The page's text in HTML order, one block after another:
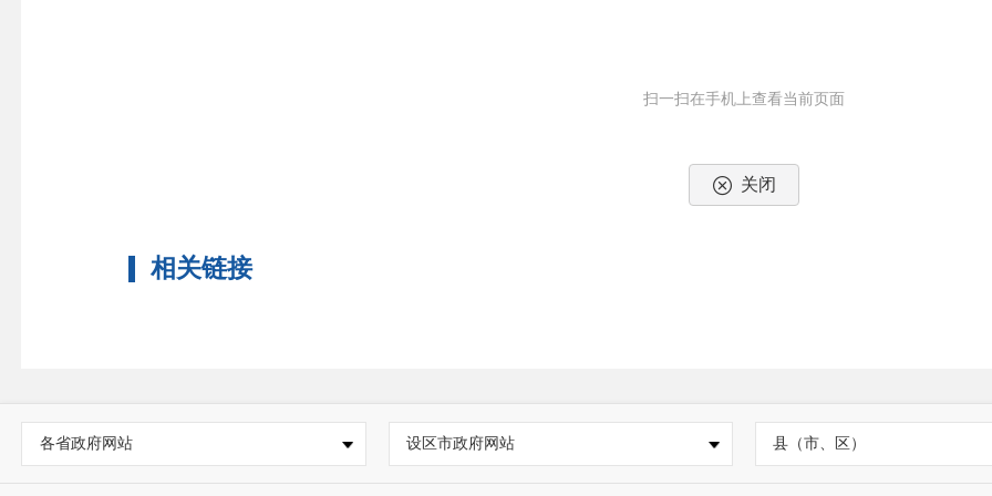
扫一扫在手机上查看当前页面
关闭
相关链接
各省政府网站 设区市政府网站 县（市、区）